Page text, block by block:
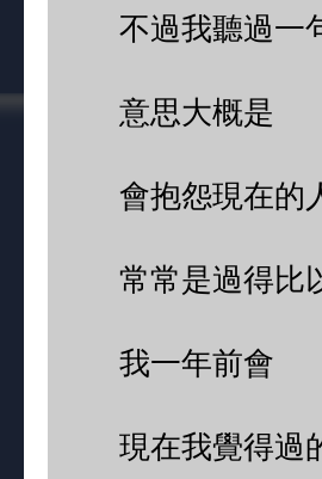
不過我聽過一
意思大概是
會抱怨現在的
常常是過得比
我一年前會
現在我覺得過